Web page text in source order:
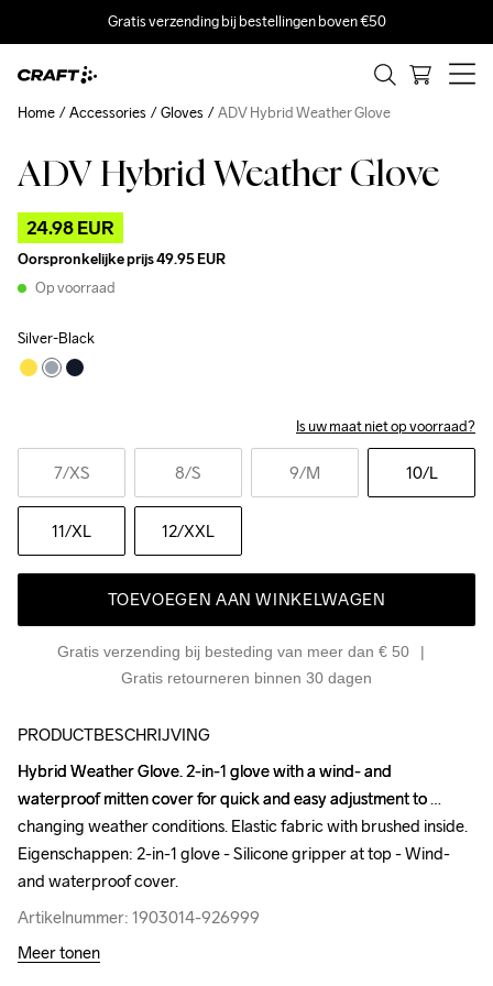
Gratis verzending bij bestellingen boven €50
ADV Hybrid Weather Glove
24.98 EUR
Oorspronkelijke prijs49.95 EUR
Op voorraad
Silver-Black
Is uw maat niet op voorraad?
7/XS 8/S 9/M 10/L
11/XL 12/XXL
TOEVOEGEN AAN WINKELWAGEN
Gratis verzending bij besteding van meer dan € 50
Gratis retourneren binnen 30 dagen
Home Accessories Gloves ADV Hybrid Weather Glove
Outlet Recycled
PRODUCTBESCHRIJVING
Hybrid Weather Glove. 2-in-1 glove with a wind- and
waterproof mitten cover for quick and easy adjustment to
changing weather conditions. Elastic fabric with brushed inside.
Eigenschappen: 2-in-1 glove - Silicone gripper at top - Wind-
and waterproof cover.
Artikelnummer: 1903014-926999
Hybrid Weather Glove. 2-in-1 glove with a wind- and
waterproof mitten cover for quick and easy adjustment to
changing weather conditions. Elastic fabric with brushed inside.
Eigenschappen: 2-in-1 glove - Silicone gripper at top - Wind-
and waterproof cover.
Artikelnummer: 1903014-926999
Meer tonen